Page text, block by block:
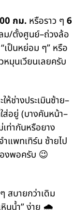
กม. หรือราว ๆ 6
ม/ตั้งศูนย์–ถ่วงล้อ
เป็นหย่อม ๆ” หรือ
มุนเวียนเลยครับ
ช่างประเมินซ้าย–
ส่อยู่ (บางคันหน้า–
ท่ากันหรือยาง
แพทเทิร์น ซ้ายไป
งพอครับ 😉
สบายกว่าเดิม
หินน้ำ” ง่าย 🌧️